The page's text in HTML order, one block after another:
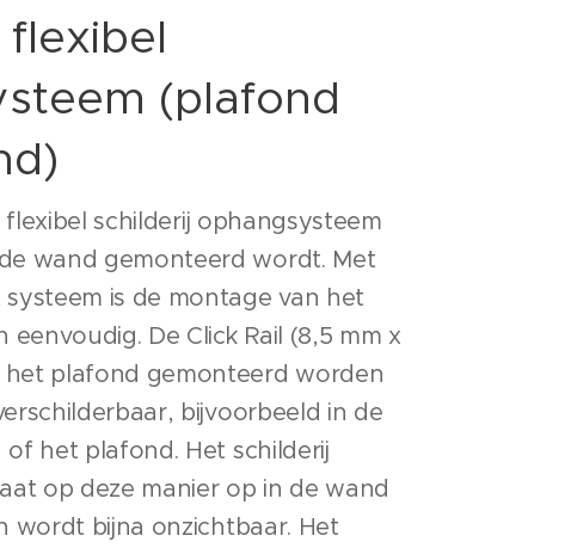
flexibel
(plafond
flexibel schilderij ophangsysteem
wand gemonteerd wordt. Met
systeem is de montage van het
eenvoudig. De Click Rail (8,5 mm x
het plafond gemonteerd worden
bijvoorbeeld in de
het plafond. Het schilderij
op deze manier op in de wand
wordt bijna onzichtbaar. Het